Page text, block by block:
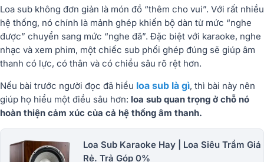
Loa sub không đơn giản là món đồ “thêm cho vui”. Với rất nhiều
hệ thống, nó chính là mảnh ghép khiến bộ dàn từ mức “nghe
được” chuyển sang mức “nghe đã”. Đặc biệt với karaoke, nghe
nhạc và xem phim, một chiếc sub phối ghép đúng sẽ giúp âm
thanh có lực, có thân và có chiều sâu rõ rệt hơn.
Nếu bài trước người đọc đã hiểu loa sub là gì, thì bài này nên
giúp họ hiểu một điều sâu hơn: loa sub quan trọng ở chỗ nó
hoàn thiện cảm xúc của cả hệ thống âm thanh.
Loa Sub Karaoke Hay | Loa Siêu Trầm Giá
Rẻ. Trả Góp 0%